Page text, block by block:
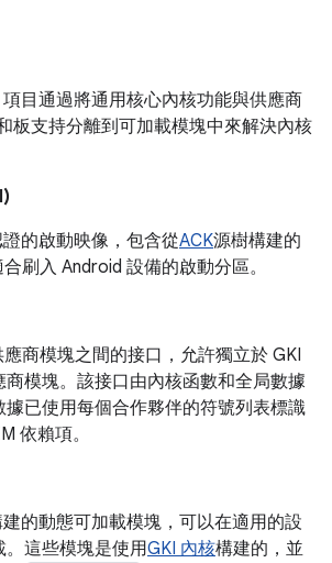
目通過將通用核心內核功能與供應商
板支持分離到可加載模塊中來解決內核
的啟動映像，包含從ACK源樹構建的
合刷入 Android 設備的啟動分區。
商模塊之間的接口，允許獨立於 GKI
商模塊。該接口由內核函數和全局數據
據已使用每個合作夥伴的符號列表標識
依賴項。
的動態可加載模塊，可以在適用的設
。這些模塊是使用GKI 內核構建的，並